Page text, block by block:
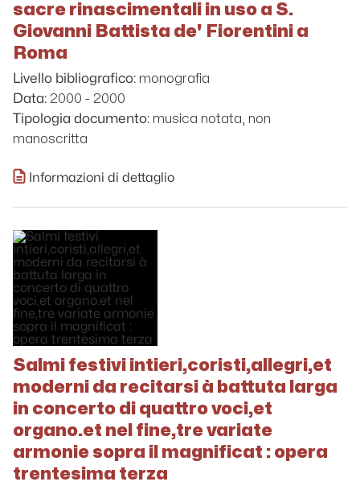
sacre rinascimentali in uso a S.
Giovanni Battista de' Fiorentini a
Roma
Livello bibliografico: monografia
Data: 2000 - 2000
Tipologia documento: musica notata, non
manoscritta
Informazioni di dettaglio
Salmi festivi intieri,coristi,allegri,et
moderni da recitarsi à battuta larga
in concerto di quattro voci,et
organo.et nel fine,tre variate
armonie sopra il magnificat : opera
trentesima terza